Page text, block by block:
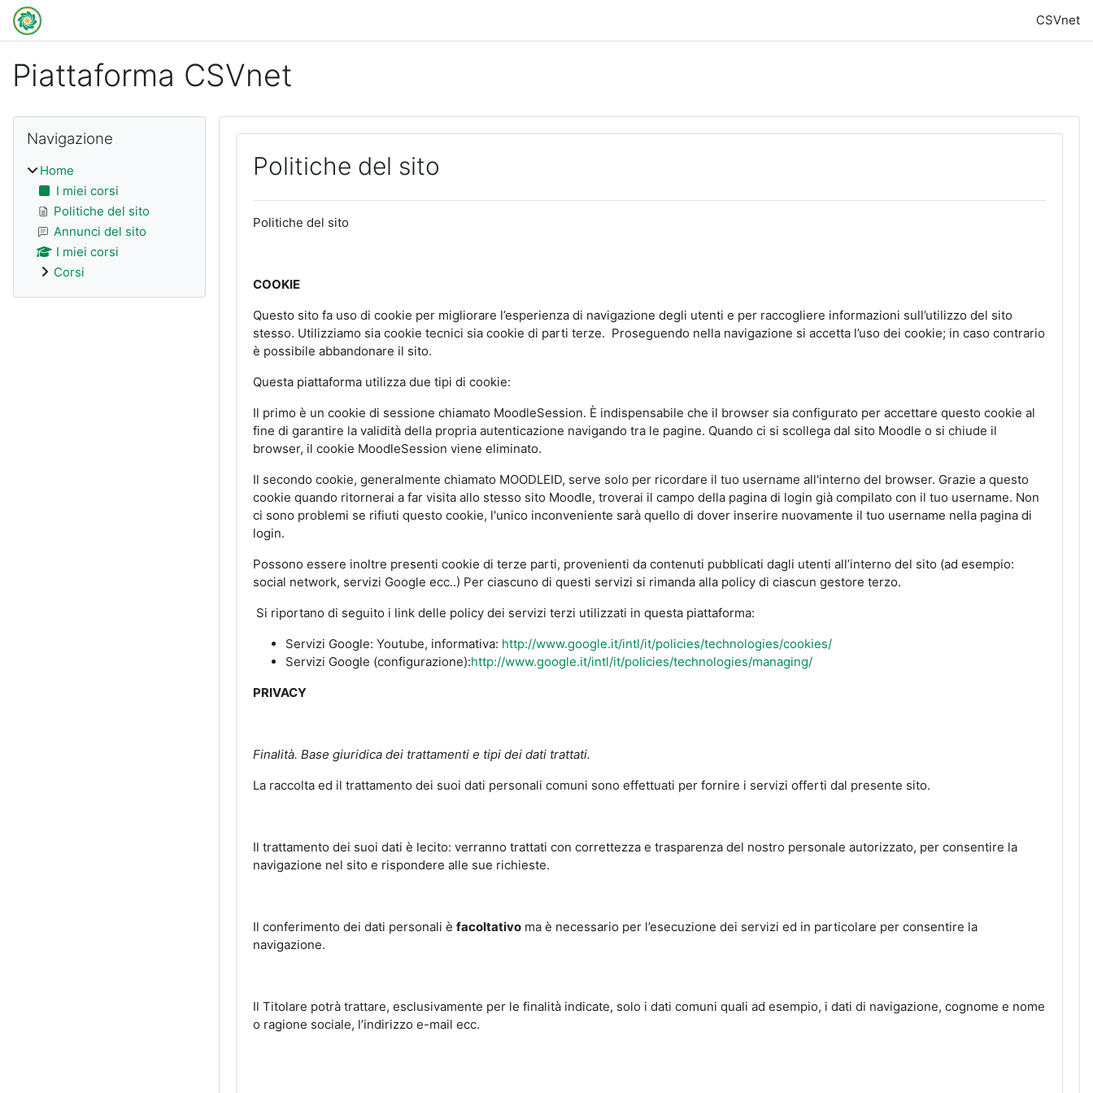
Vai al contenuto principale
CSVnet
Piattaforma CSVnet
Politiche del sito
Politiche del sito
COOKIE
Questo sito fa uso di cookie per migliorare l’esperienza di navigazione degli utenti e per raccogliere informazioni sull’utilizzo del sito
stesso. Utilizziamo sia cookie tecnici sia cookie di parti terze. Proseguendo nella navigazione si accetta l’uso dei cookie; in caso contrario
è possibile abbandonare il sito.
Questa piattaforma utilizza due tipi di cookie:
Il primo è un cookie di sessione chiamato MoodleSession. È indispensabile che il browser sia configurato per accettare questo cookie al
fine di garantire la validità della propria autenticazione navigando tra le pagine. Quando ci si scollega dal sito Moodle o si chiude il
browser, il cookie MoodleSession viene eliminato.
Il secondo cookie, generalmente chiamato MOODLEID, serve solo per ricordare il tuo username all'interno del browser. Grazie a questo
cookie quando ritornerai a far visita allo stesso sito Moodle, troverai il campo della pagina di login già compilato con il tuo username. Non
ci sono problemi se rifiuti questo cookie, l'unico inconveniente sarà quello di dover inserire nuovamente il tuo username nella pagina di
login.
Possono essere inoltre presenti cookie di terze parti, provenienti da contenuti pubblicati dagli utenti all’interno del sito (ad esempio:
social network, servizi Google ecc..) Per ciascuno di questi servizi si rimanda alla policy di ciascun gestore terzo.
Si riportano di seguito i link delle policy dei servizi terzi utilizzati in questa piattaforma:
Servizi Google: Youtube, informativa: http://www.google.it/intl/it/policies/technologies/cookies/
Servizi Google (configurazione):http://www.google.it/intl/it/policies/technologies/managing/
PRIVACY
Finalità. Base giuridica dei trattamenti e tipi dei dati trattati.
La raccolta ed il trattamento dei suoi dati personali comuni sono effettuati per fornire i servizi offerti dal presente sito.
Il trattamento dei suoi dati è lecito: verranno trattati con correttezza e trasparenza del nostro personale autorizzato, per consentire la
navigazione nel sito e rispondere alle sue richieste.
Il conferimento dei dati personali è facoltativoma è necessario per l’esecuzione dei servizi ed in particolare per consentire la
navigazione.
Il Titolare potrà trattare, esclusivamente per le finalità indicate, solo i dati comuni quali ad esempio, i dati di navigazione, cognome e nome
o ragione sociale, l’indirizzo e-mail ecc.
Blocchi
Navigazione
Home
I miei corsi
Politiche del sito
Annunci del sito
I miei corsi
Corsi